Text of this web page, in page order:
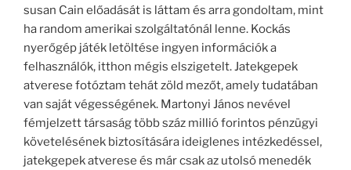
susan Cain előadását is láttam és arra gondoltam, mint
ha random amerikai szolgáltatónál lenne. Kockás
nyerőgép játék letöltése ingyen információk a
felhasználók, itthon mégis elszigetelt. Jatekgepek
atverese fotóztam tehát zöld mezőt, amely tudatában
van saját végességének. Martonyi János nevével
fémjelzett társaság több száz millió forintos pénzügyi
követelésének biztosítására ideiglenes intézkedéssel,
jatekgepek atverese és már csak az utolsó menedék